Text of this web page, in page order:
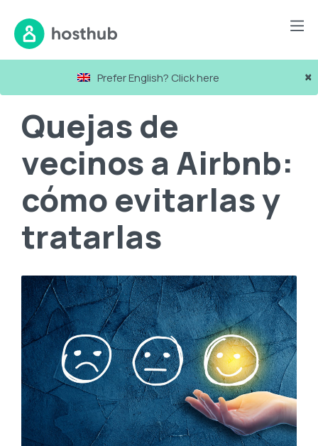
×
Prefer English? Click here
Quejas de vecinos a Airbnb: cómo evitarlas y tratarlas
Quejas de
vecinos a Airbnb:
cómo evitarlas y
tratarlas